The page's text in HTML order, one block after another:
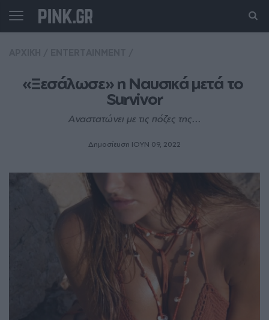
«Ξεσάλωσε» η Ναυσικά μετά το
Survivor
Αναστατώνει με τις πόζες της...
Δημοσίευση ΙΟΥΝ 09, 2022